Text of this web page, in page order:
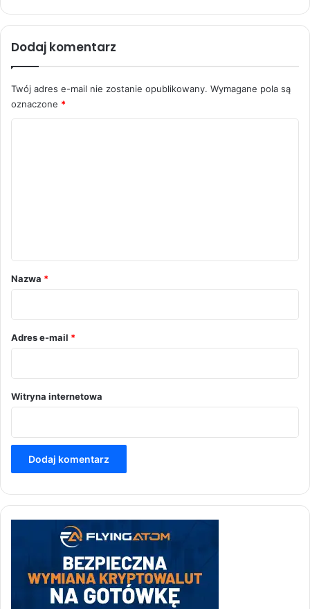
Dodaj komentarz
Twój adres e-mail nie zostanie opublikowany. Wymagane pola są
oznaczone *
r
*
Nazwa *
Adres e-mail *
Witryna internetowa